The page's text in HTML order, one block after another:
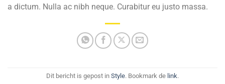
a dictum. Nulla ac nibh neque. Curabitur eu justo massa.
Dit bericht is gepost in Style. Bookmark de link.